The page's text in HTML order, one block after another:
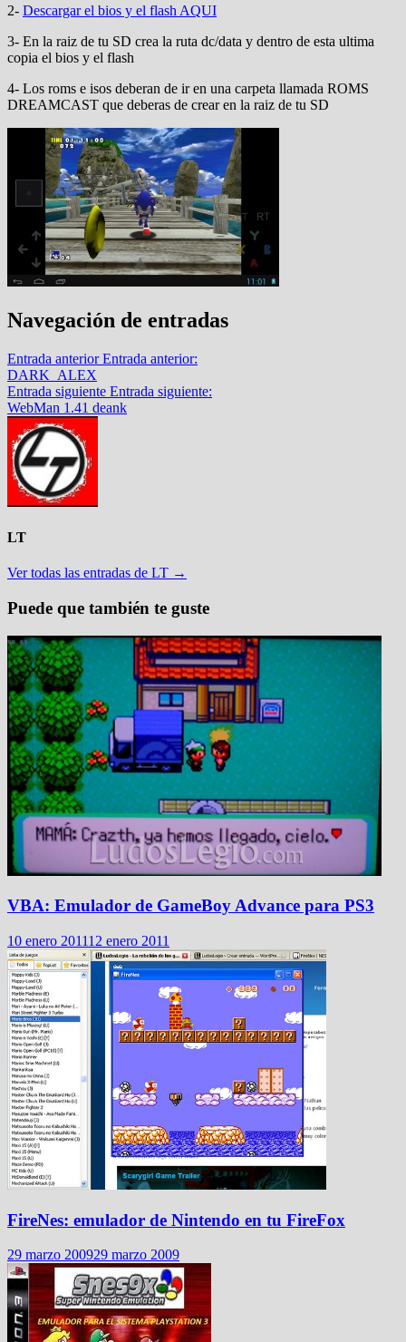
2- Descargar el bios y el flash AQUI
3- En la raiz de tu SD crea la ruta dc/data y dentro de esta ultima
copia el bios y el flash
4- Los roms e isos deberan de ir en una carpeta llamada ROMS
DREAMCAST que deberas de crear en la raiz de tu SD
Navegación de entradas
Entrada anterior Entrada anterior:
DARK_ALEX
Entrada siguiente Entrada siguiente:
WebMan 1.41 deank
LT
Ver todas las entradas de LT →
Puede que también te guste
VBA: Emulador de GameBoy Advance para PS3
10 enero 201112 enero 2011
FireNes: emulador de Nintendo en tu FireFox
29 marzo 200929 marzo 2009